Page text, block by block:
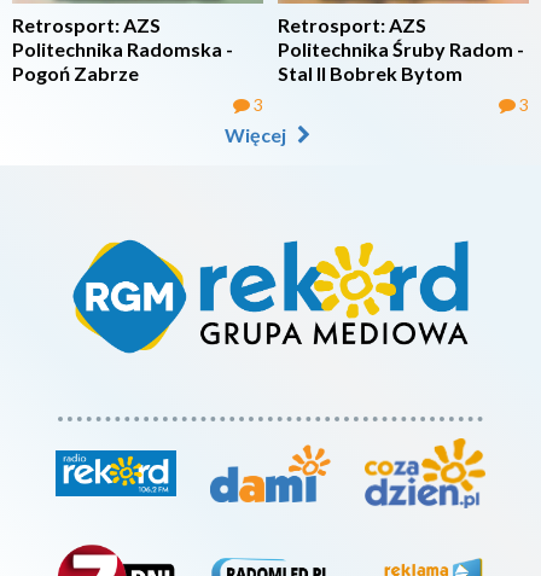
Retrosport: AZS
Politechnika Radomska -
Pogoń Zabrze
3
Retrosport: AZS
Politechnika Śruby Radom -
Stal II Bobrek Bytom
3
Więcej